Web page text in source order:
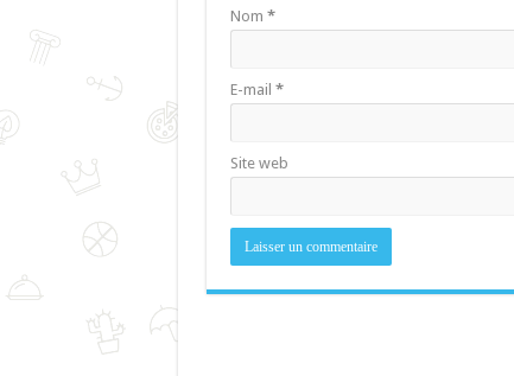
Nom *
E-mail *
Site web